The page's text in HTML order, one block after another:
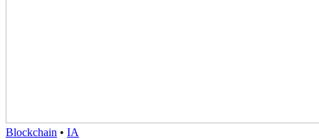
Blockchain • IA